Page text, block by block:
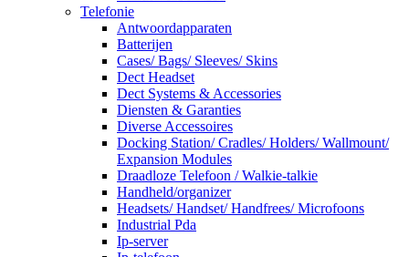
Telefonie
Antwoordapparaten
Batterijen
Cases/ Bags/ Sleeves/ Skins
Dect Headset
Dect Systems & Accessories
Diensten & Garanties
Diverse Accessoires
Docking Station/ Cradles/ Holders/ Wallmount/
Expansion Modules
Draadloze Telefoon / Walkie-talkie
Handheld/organizer
Headsets/ Handset/ Handfrees/ Microfoons
Industrial Pda
Ip-server